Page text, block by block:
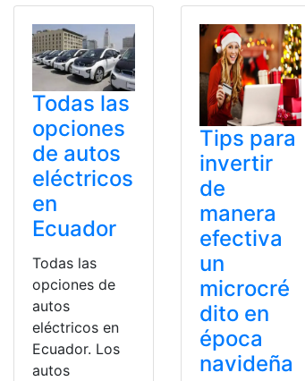
Todas las
opciones
de autos
eléctricos
en
Ecuador
Todas las
opciones de
autos
eléctricos en
Ecuador. Los
autos
Tips para
invertir
de
manera
efectiva
un
microcré
dito en
época
navideña